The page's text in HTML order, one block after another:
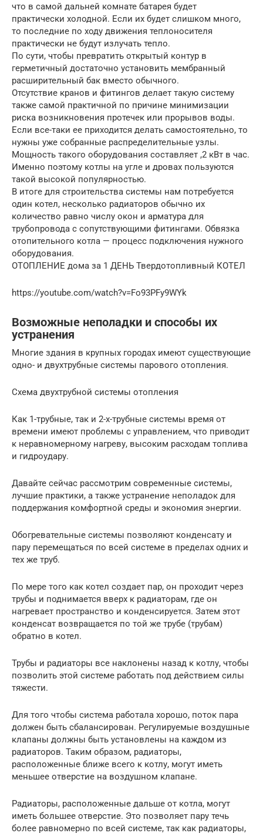
что в самой дальней комнате батарея будет
практически холодной. Если их будет слишком много,
то последние по ходу движения теплоносителя
практически не будут излучать тепло.
По сути, чтобы превратить открытый контур в
герметичный достаточно установить мембранный
расширительный бак вместо обычного.
Отсутствие кранов и фитингов делает такую систему
также самой практичной по причине минимизации
риска возникновения протечек или прорывов воды.
Если все-таки ее приходится делать самостоятельно, то
нужны уже собранные распределительные узлы.
Мощность такого оборудования составляет ,2 кВт в час.
Именно поэтому котлы на угле и дровах пользуются
такой высокой популярностью.
В итоге для строительства системы нам потребуется
один котел, несколько радиаторов обычно их
количество равно числу окон и арматура для
трубопровода с сопутствующими фитингами. Обвязка
отопительного котла — процесс подключения нужного
оборудования.
ОТОПЛЕНИЕ дома за 1 ДЕНЬ Твердотопливный КОТЕЛ
https://youtube.com/watch?v=Fo93PFy9WYk
Возможные неполадки и способы их
устранения
Многие здания в крупных городах имеют существующие
одно- и двухтрубные системы парового отопления.
Схема двухтрубной системы отопления
Как 1-трубные, так и 2-х-трубные системы время от
времени имеют проблемы с управлением, что приводит
к неравномерному нагреву, высоким расходам топлива
и гидроудару.
Давайте сейчас рассмотрим современные системы,
лучшие практики, а также устранение неполадок для
поддержания комфортной среды и экономия энергии.
Обогревательные системы позволяют конденсату и
пару перемещаться по всей системе в пределах одних и
тех же труб.
По мере того как котел создает пар, он проходит через
трубы и поднимается вверх к радиаторам, где он
нагревает пространство и конденсируется. Затем этот
конденсат возвращается по той же трубе (трубам)
обратно в котел.
Трубы и радиаторы все наклонены назад к котлу, чтобы
позволить этой системе работать под действием силы
тяжести.
Для того чтобы система работала хорошо, поток пара
должен быть сбалансирован. Регулируемые воздушные
клапаны должны быть установлены на каждом из
радиаторов. Таким образом, радиаторы,
расположенные ближе всего к котлу, могут иметь
меньшее отверстие на воздушном клапане.
Радиаторы, расположенные дальше от котла, могут
иметь большее отверстие. Это позволяет пару течь
более равномерно по всей системе, так как радиаторы,